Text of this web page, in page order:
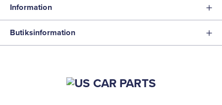
Information
Butiksinformation